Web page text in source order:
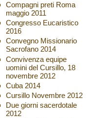
Compagni preti Roma
maggio 2011
Congresso Eucaristico
2016
Convegno Missionario
Sacrofano 2014
Convivenza equipe
uomini del Cursillo, 18
novembre 2012
Cuba 2014
Cursillo Novembre 2012
Due giorni sacerdotale
2012